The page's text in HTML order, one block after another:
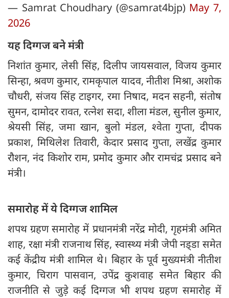
— Samrat Choudhary (@samrat4bjp) May 7,
2026
यह दिग्गज बने मंत्री
निशांत कुमार, लेसी सिंह, दिलीप जायसवाल, विजय कुमार
सिन्हा, श्रवण कुमार, रामकृपाल यादव, नीतीश मिश्रा, अशोक
चौधरी, संजय सिंह टाइगर, रमा निषाद, मदन सहनी, संतोष
सुमन, दामोदर रावत, रत्नेश सदा, शीला मंडल, सुनील कुमार,
श्रेयसी सिंह, जमा खान, बुलो मंडल, श्वेता गुप्ता, दीपक
प्रकाश, मिथिलेश तिवारी, केदार प्रसाद गुप्ता, लखेंद्र कुमार
रौशन, नंद किशोर राम, प्रमोद कुमार और रामचंद्र प्रसाद बने
मंत्री।
समारोह में ये दिग्गज शामिल
शपथ ग्रहण समारोह में प्रधानमंत्री नरेंद्र मोदी, गृहमंत्री अमित
शाह, रक्षा मंत्री राजनाथ सिंह, स्वास्थ्य मंत्री जेपी नड्‍डा समेत
कई केंद्रीय मंत्री शामिल थे। बिहार के पूर्व मुख्‍यमंत्री नीतीश
कुमार, चिराग पासवान, उपेंद्र कुशवाह समेत बिहार की
राजनीति से जुड़े कई दिग्गज भी शपथ ग्रहण समारोह में